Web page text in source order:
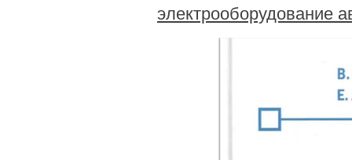
электрооборудование